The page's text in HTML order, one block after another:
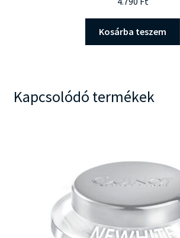
Kosárba teszem
Kapcsolódó termékek